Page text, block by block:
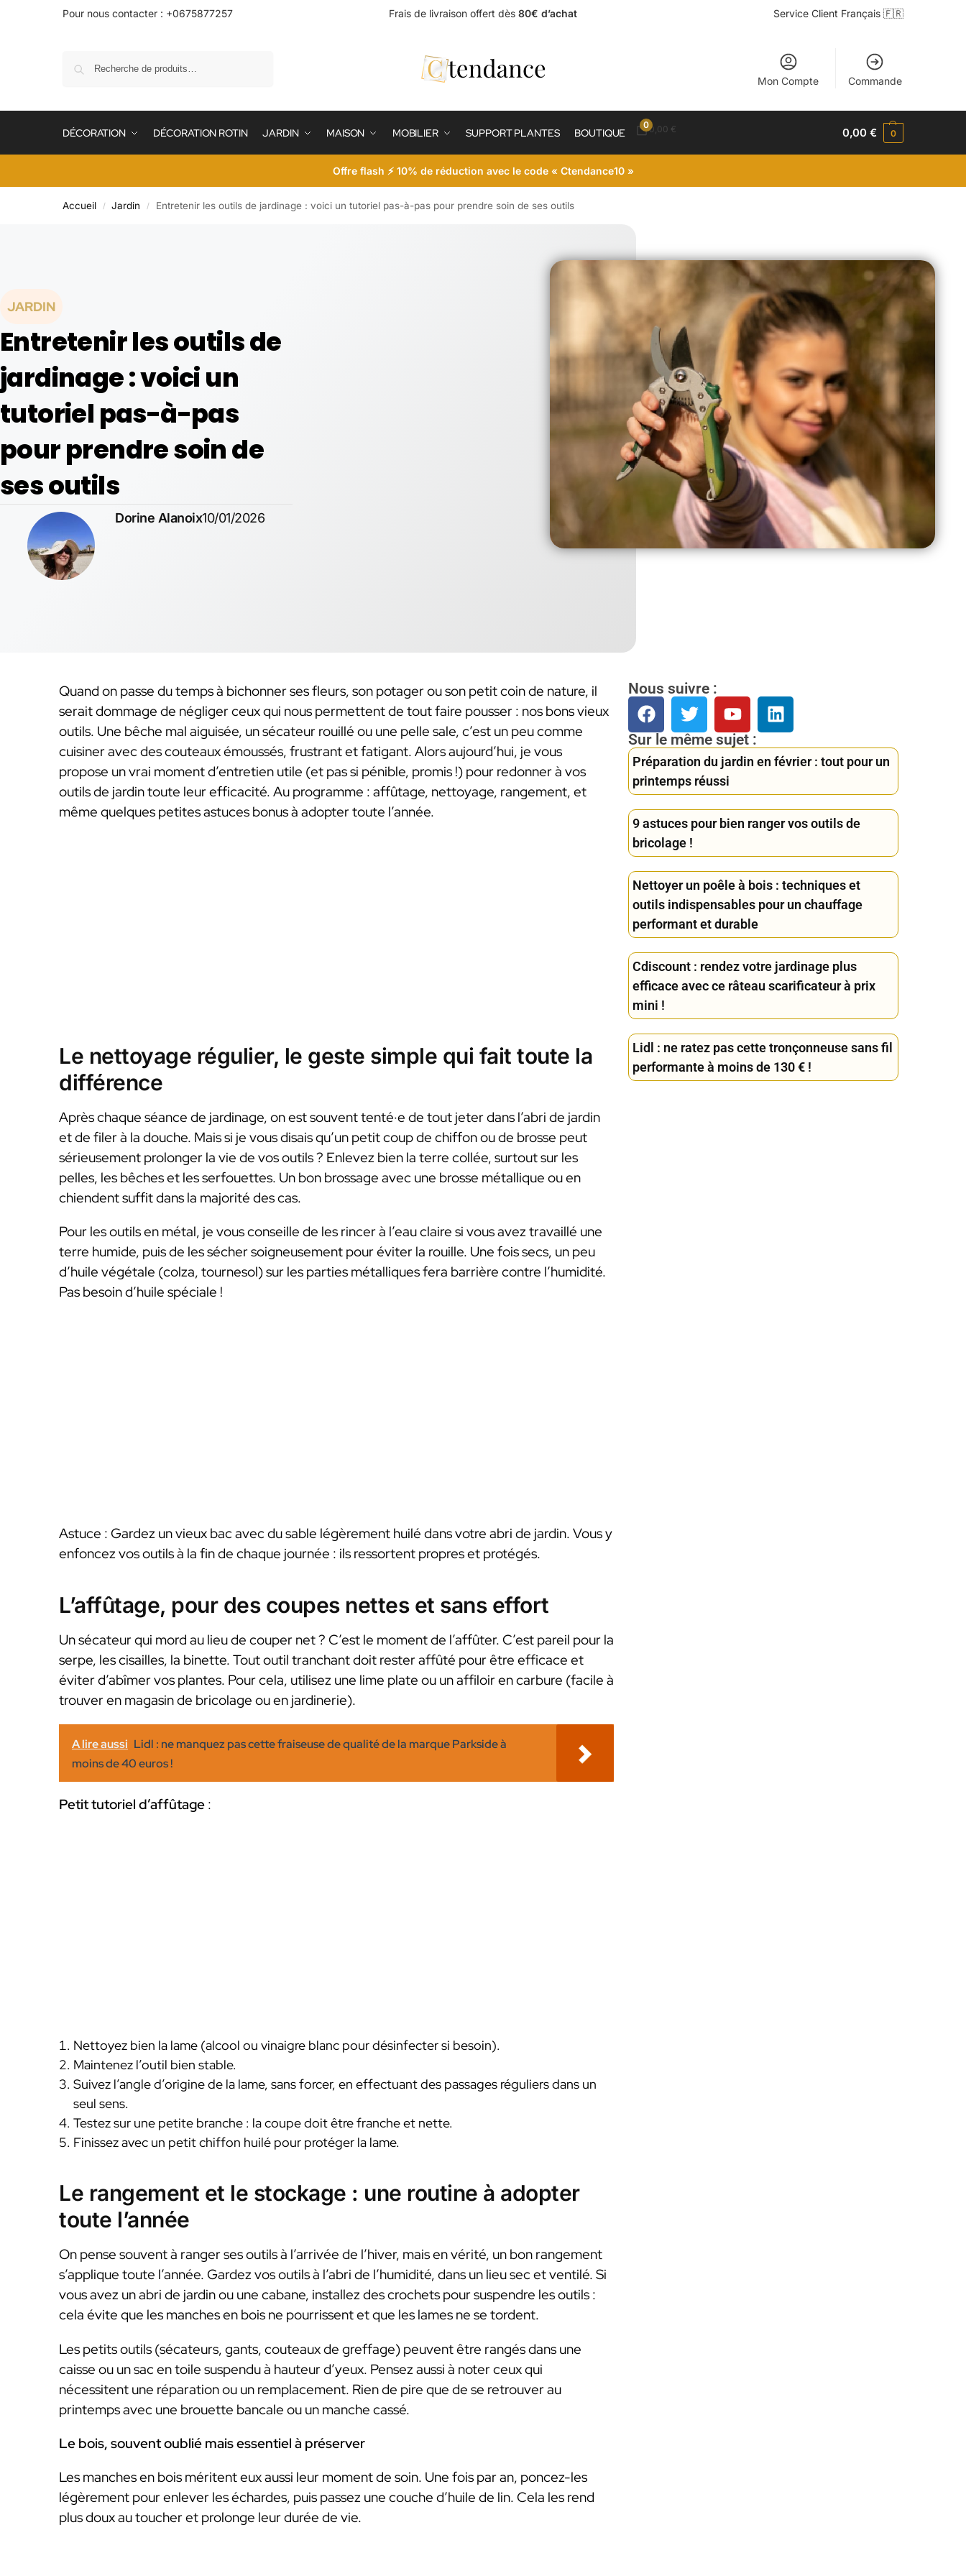
Pour nous contacter : +0675877257 Frais de livraison offert dès 80€ d’achat Service Client Français 🇫🇷
Mon Compte Commande
DÉCORATION DÉCORATION ROTIN JARDIN MAISON MOBILIER SUPPORT PLANTES BOUTIQUE
00,00 € 0,00€ 0
Offre flash ⚡ 10% de réduction avec le code « Ctendance10 »
Accueil / Jardin / Entretenir les outils de jardinage : voici un tutoriel pas-à-pas pour prendre soin de ses outils
JARDIN
Entretenir les outils de
jardinage : voici un
tutoriel pas-à-pas
pour prendre soin de
ses outils
Dorine Alanoix10/01/2026
Quand on passe du temps à bichonner ses fleurs, son potager ou son petit coin de nature, il
serait dommage de négliger ceux qui nous permettent de tout faire pousser : nos bons vieux
outils. Une bêche mal aiguisée, un sécateur rouillé ou une pelle sale, c’est un peu comme
cuisiner avec des couteaux émoussés, frustrant et fatigant. Alors aujourd’hui, je vous
propose un vrai moment d’entretien utile (et pas si pénible, promis !) pour redonner à vos
outils de jardin toute leur efficacité. Au programme : affûtage, nettoyage, rangement, et
même quelques petites astuces bonus à adopter toute l’année.
Le nettoyage régulier, le geste simple qui fait toute la
différence
Après chaque séance de jardinage, on est souvent tenté·e de tout jeter dans l’abri de jardin
et de filer à la douche. Mais si je vous disais qu’un petit coup de chiffon ou de brosse peut
sérieusement prolonger la vie de vos outils ? Enlevez bien la terre collée, surtout sur les
pelles, les bêches et les serfouettes. Un bon brossage avec une brosse métallique ou en
chiendent suffit dans la majorité des cas.
Pour les outils en métal, je vous conseille de les rincer à l’eau claire si vous avez travaillé une
terre humide, puis de les sécher soigneusement pour éviter la rouille. Une fois secs, un peu
d’huile végétale (colza, tournesol) sur les parties métalliques fera barrière contre l’humidité.
Pas besoin d’huile spéciale !
Astuce : Gardez un vieux bac avec du sable légèrement huilé dans votre abri de jardin. Vous y
enfoncez vos outils à la fin de chaque journée : ils ressortent propres et protégés.
L’affûtage, pour des coupes nettes et sans effort
Un sécateur qui mord au lieu de couper net ? C’est le moment de l’affûter. C’est pareil pour la
serpe, les cisailles, la binette. Tout outil tranchant doit rester affûté pour être efficace et
éviter d’abîmer vos plantes. Pour cela, utilisez une lime plate ou un affiloir en carbure (facile à
trouver en magasin de bricolage ou en jardinerie).
A lire aussi Lidl : ne manquez pas cette fraiseuse de qualité de la marque Parkside à
moins de 40 euros !
Petit tutoriel d’affûtage :
Nettoyez bien la lame (alcool ou vinaigre blanc pour désinfecter si besoin).
Maintenez l’outil bien stable.
Suivez l’angle d’origine de la lame, sans forcer, en effectuant des passages réguliers dans un
seul sens.
Testez sur une petite branche : la coupe doit être franche et nette.
Finissez avec un petit chiffon huilé pour protéger la lame.
Le rangement et le stockage : une routine à adopter
toute l’année
On pense souvent à ranger ses outils à l’arrivée de l’hiver, mais en vérité, un bon rangement
s’applique toute l’année. Gardez vos outils à l’abri de l’humidité, dans un lieu sec et ventilé. Si
vous avez un abri de jardin ou une cabane, installez des crochets pour suspendre les outils :
cela évite que les manches en bois ne pourrissent et que les lames ne se tordent.
Les petits outils (sécateurs, gants, couteaux de greffage) peuvent être rangés dans une
caisse ou un sac en toile suspendu à hauteur d’yeux. Pensez aussi à noter ceux qui
nécessitent une réparation ou un remplacement. Rien de pire que de se retrouver au
printemps avec une brouette bancale ou un manche cassé.
Le bois, souvent oublié mais essentiel à préserver
Les manches en bois méritent eux aussi leur moment de soin. Une fois par an, poncez-les
légèrement pour enlever les échardes, puis passez une couche d’huile de lin. Cela les rend
plus doux au toucher et prolonge leur durée de vie.
Nous suivre :
Sur le même sujet :
Préparation du jardin en février : tout pour un
printemps réussi
9 astuces pour bien ranger vos outils de
bricolage !
Nettoyer un poêle à bois : techniques et
outils indispensables pour un chauffage
performant et durable
Cdiscount : rendez votre jardinage plus
efficace avec ce râteau scarificateur à prix
mini !
Lidl : ne ratez pas cette tronçonneuse sans fil
performante à moins de 130 € !